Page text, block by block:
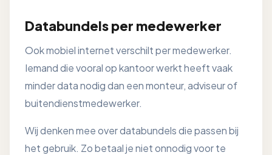
Databundels per medewerker
Ook mobiel internet verschilt per medewerker.
Iemand die vooral op kantoor werkt heeft vaak
minder data nodig dan een monteur, adviseur of
buitendienstmedewerker.
Wij denken mee over databundels die passen bij
het gebruik. Zo betaal je niet onnodig voor te